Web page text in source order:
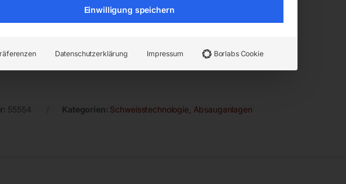
55554 Kategorien: Schweisstechnologie Absauganlagen
Einwilligung speichern
Datenschutzerklärung Impressum Borlabs Cookie